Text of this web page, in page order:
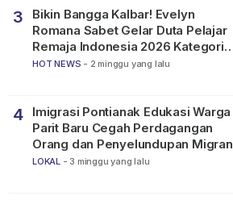
3
Bikin Bangga Kalbar! Evelyn
Romana Sabet Gelar Duta Pelajar
Remaja Indonesia 2026 Kategori
SMP
HOT NEWS - 2 minggu yang lalu
4
Imigrasi Pontianak Edukasi Warga
Parit Baru Cegah Perdagangan
Orang dan Penyelundupan Migran
LOKAL - 3 minggu yang lalu